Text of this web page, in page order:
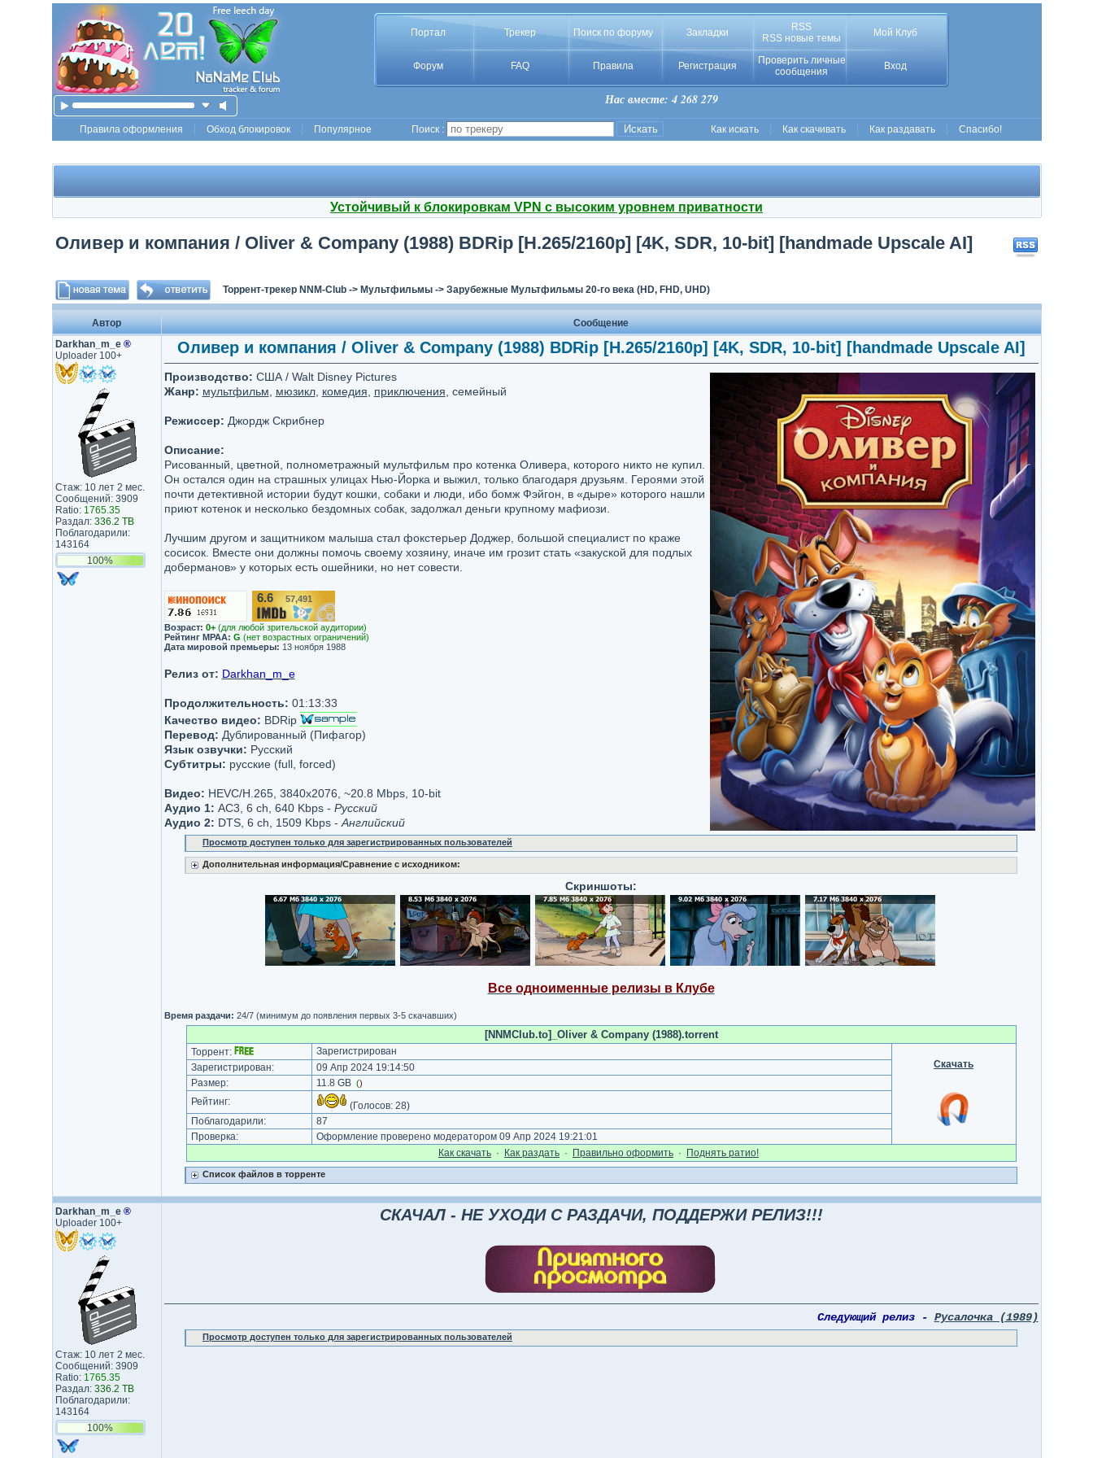
Портал Трекер Поиск по форуму Закладки
RSS
RSS новые темы
Мой Клуб
Форум FAQ Правила Регистрация
Проверить личные
сообщения
Вход
Нас вместе: 4 268 279
Правила оформления Обход блокировок Популярное Поиск : Как искать Как скачивать Как раздавать Спасибо!
Устойчивый к блокировкам VPN с высоким уровнем приватности
Оливер и компания / Oliver & Company (1988) BDRip [H.265/2160p] [4K, SDR, 10-bit] [handmade Upscale AI]
Торрент-трекер NNM-Club-> Мультфильмы-> Зарубежные Мультфильмы 20-го века (HD, FHD, UHD)
Автор
Сообщение
Darkhan_m_e ®
Uploader 100+
Стаж: 10 лет 2 мес.
Сообщений: 3909
Ratio: 1765.35
Раздал: 336.2 TB
Поблагодарили:
143164
100%
Оливер и компания / Oliver & Company (1988) BDRip [H.265/2160p] [4K, SDR, 10-bit] [handmade Upscale AI]
Производство: США / Walt Disney Pictures
Жанр: мультфильм мюзикл, комедия приключения , семейный
Режиссер: Джордж Скрибнер
Описание:
Рисованный, цветной, полнометражный мультфильм про котенка Оливера, которого никто не купил.
Он остался один на страшных улицах Нью-Йорка и выжил, только благодаря друзьям. Героями этой
почти детективной истории будут кошки, собаки и люди, ибо бомж Фэйгон, в «дыре» которого нашли
приют котенок и несколько бездомных собак, задолжал деньги крупному мафиози.
Лучшим другом и защитником малыша стал фокстерьер Доджер, большой специалист по краже
сосисок. Вместе они должны помочь своему хозяину, иначе им грозит стать «закуской для подлых
доберманов» у которых еcть ошейники, но нет совести.
6.6/10 57,491
Возраст: 0+(для любой зрительской аудитории)
Рейтинг MPAA: G (нет возрастных ограничений)
Дата мировой премьеры: 13 ноября 1988
Релиз от: Darkhan_m_e
Продолжительность: 01:13:33
Качество видео: BDRip
Перевод: Дублированный (Пифагор)
Язык озвучки: Русский
Субтитры: русские (full, forced)
Видео: HEVC/H.265, 3840x2076, ~20.8 Mbps, 10-bit
Аудио 1: AC3, 6 ch, 640 Kbps - Русский
Аудио 2: DTS, 6 ch, 1509 Kbps - Английский
Просмотр доступен только для зарегистрированных пользователей
Дополнительная информация/Сравнение с исходником:
Скриншоты:
Все одноименные релизы в Клубе
Время раздачи: 24/7 (минимум до появления первых 3-5 скачавших)
[NNMClub.to]_Oliver & Company (1988).torrent
Торрент:
Зарегистрирован
Скачать
Зарегистрирован:
09 Апр 2024 19:14:50
Размер:
11.8 GB ()
Рейтинг: (Голосов: 28)
Поблагодарили:
87
Проверка:
Оформление проверено модератором 09 Апр 2024 19:21:01
Как cкачать · Как раздать · Правильно оформить · Поднять ратио!
Список файлов в торренте
Darkhan_m_e ®
Uploader 100+
Стаж: 10 лет 2 мес.
Сообщений: 3909
Ratio: 1765.35
Раздал: 336.2 TB
Поблагодарили:
143164
100%
СКАЧАЛ - НЕ УХОДИ С РАЗДАЧИ, ПОДДЕРЖИ РЕЛИЗ!!!
Следующий релиз - Русалочка (1989)
Просмотр доступен только для зарегистрированных пользователей